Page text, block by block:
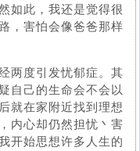
如此，我还是觉得很
，害怕会像爸爸那样
两度引发忧郁症。其
自己的生命会不会以
就在家附近找到理想
内心却仍然担忧丶害
开始思想许多人生的